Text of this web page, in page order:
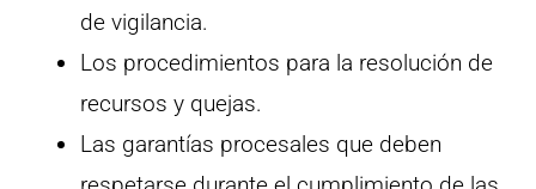
de vigilancia.
Los procedimientos para la resolución de
recursos y quejas.
Las garantías procesales que deben